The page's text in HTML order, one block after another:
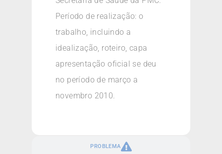
PROBLEMA
Período de realização: o
trabalho, incluindo a
idealização, roteiro, capa
apresentação oficial se deu
no período de março a
novembro 2010.